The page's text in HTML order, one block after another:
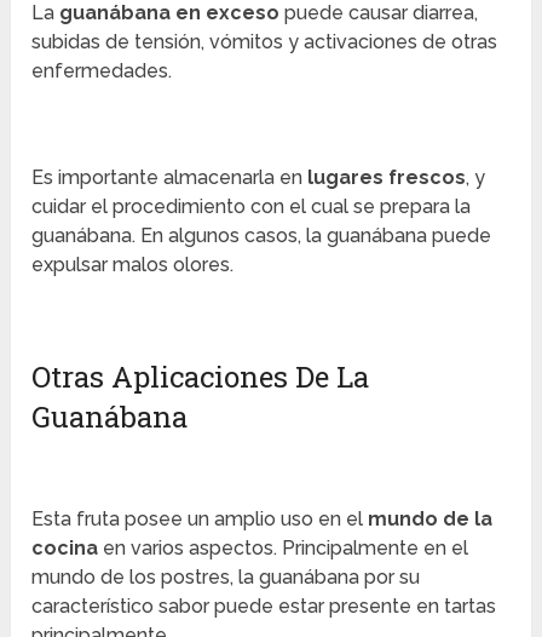
La guanábana en exceso puede causar diarrea,
subidas de tensión, vómitos y activaciones de otras
enfermedades.
Es importante almacenarla en lugares frescos, y
cuidar el procedimiento con el cual se prepara la
guanábana. En algunos casos, la guanábana puede
expulsar malos olores.
Otras Aplicaciones De La
Guanábana
Esta fruta posee un amplio uso en el mundo de la
cocina en varios aspectos. Principalmente en el
mundo de los postres, la guanábana por su
característico sabor puede estar presente en tartas